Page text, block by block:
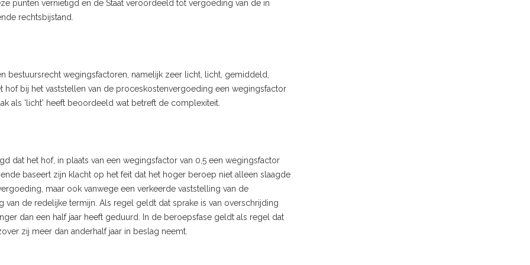
punten vernietigd en de Staat veroordeeld tot vergoeding van de in
rechtsbijstand.
bestuursrecht wegingsfactoren, namelijk zeer licht, licht, gemiddeld,
hof bij het vaststellen van de proceskostenvergoeding een wegingsfactor
als 'licht' heeft beoordeeld wat betreft de complexiteit.
dat het hof, in plaats van een wegingsfactor van 0,5 een wegingsfactor
baseert zijn klacht op het feit dat het hoger beroep niet alleen slaagde
maar ook vanwege een verkeerde vaststelling van de
de redelijke termijn. Als regel geldt dat sprake is van overschrijding
dan een half jaar heeft geduurd. In de beroepsfase geldt als regel dat
zij meer dan anderhalf jaar in beslag neemt.